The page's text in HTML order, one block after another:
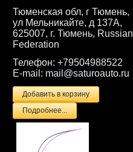
Тюменская обл, г Тюмень,
ул Мельникайте, д 137А,
625007, г. Тюмень, Russian
Federation
Телефон:+79504988522
E-mail: mail@saturoauto.ru
Подробнее...